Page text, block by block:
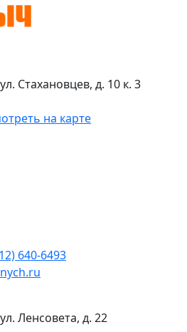
Стахановцев, д. 10 к. 3
на карте
640-6493
Ленсовета, д. 22